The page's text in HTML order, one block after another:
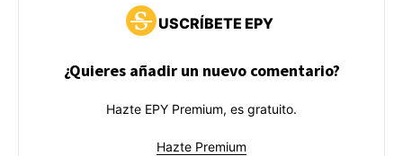
USCRÍBETE EPY
¿Quieres añadir un nuevo comentario?
Hazte EPY Premium, es gratuito.
Hazte Premium